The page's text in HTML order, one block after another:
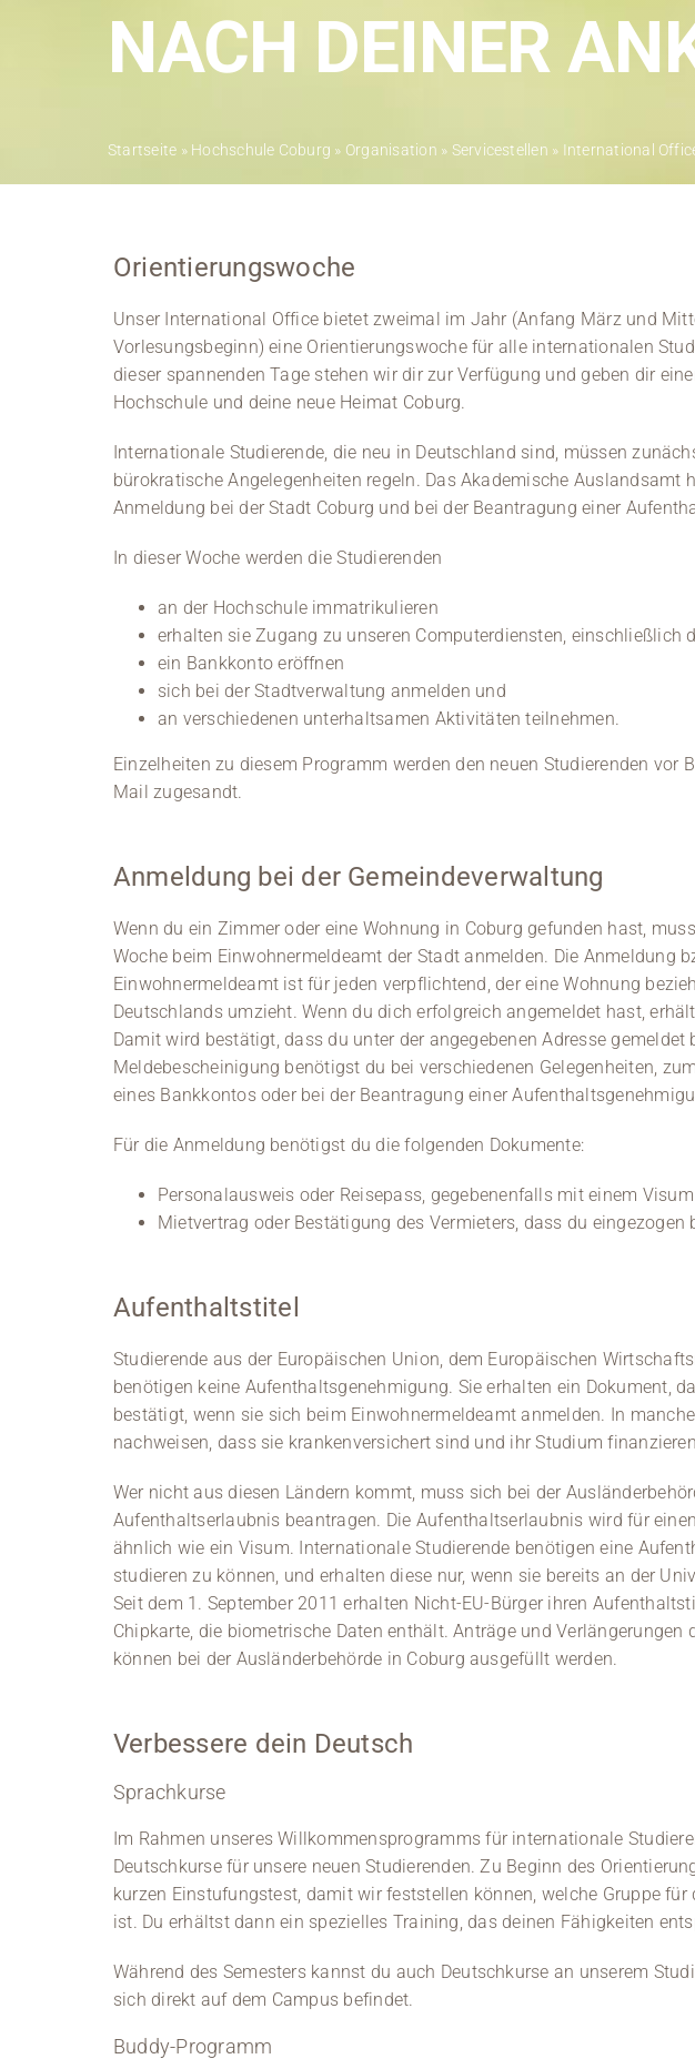
NACH DEINER
Startseite » Hochschule Coburg » Organisation » Servicestellen » International
Orientierungswoche
Unser International Office bietet zweimal im Jahr (Anfang März und
Vorlesungsbeginn) eine Orientierungswoche für alle internationalen
dieser spannenden Tage stehen wir dir zur Verfügung und geben dir
Hochschule und deine neue Heimat Coburg.
Internationale Studierende, die neu in Deutschland sind, müssen
bürokratische Angelegenheiten regeln. Das Akademische Auslandsamt
Anmeldung bei der Stadt Coburg und bei der Beantragung einer
In dieser Woche werden die Studierenden
an der Hochschule immatrikulieren
erhalten sie Zugang zu unseren Computerdiensten, einschließlich
ein Bankkonto eröffnen
sich bei der Stadtverwaltung anmelden und
an verschiedenen unterhaltsamen Aktivitäten teilnehmen.
Einzelheiten zu diesem Programm werden den neuen Studierenden vor
Mail zugesandt.
Anmeldung bei der Gemeindeverwaltung
Wenn du ein Zimmer oder eine Wohnung in Coburg gefunden hast,
Woche beim Einwohnermeldeamt der Stadt anmelden. Die Anmeldung
Einwohnermeldeamt ist für jeden verpflichtend, der eine Wohnung
Deutschlands umzieht. Wenn du dich erfolgreich angemeldet hast,
Damit wird bestätigt, dass du unter der angegebenen Adresse gemeldet
Meldebescheinigung benötigst du bei verschiedenen Gelegenheiten,
eines Bankkontos oder bei der Beantragung einer
Für die Anmeldung benötigst du die folgenden Dokumente:
Personalausweis oder Reisepass, gegebenenfalls mit einem Visum
Mietvertrag oder Bestätigung des Vermieters, dass du eingezogen
Aufenthaltstitel
Studierende aus der Europäischen Union, dem Europäischen
benötigen keine Aufenthaltsgenehmigung. Sie erhalten ein Dokument,
bestätigt, wenn sie sich beim Einwohnermeldeamt anmelden. In
nachweisen, dass sie krankenversichert sind und ihr Studium
Wer nicht aus diesen Ländern kommt, muss sich bei der
Aufenthaltserlaubnis beantragen. Die Aufenthaltserlaubnis wird für
ähnlich wie ein Visum. Internationale Studierende benötigen eine
studieren zu können, und erhalten diese nur, wenn sie bereits an der
Seit dem 1. September 2011 erhalten Nicht-EU-Bürger ihren
Chipkarte, die biometrische Daten enthält. Anträge und Verlängerungen
können bei der Ausländerbehörde in Coburg ausgefüllt werden.
Verbessere dein Deutsch
Sprachkurse
Im Rahmen unseres Willkommensprogramms für internationale
Deutschkurse für unsere neuen Studierenden. Zu Beginn des
kurzen Einstufungstest, damit wir feststellen können, welche Gruppe für
ist. Du erhältst dann ein spezielles Training, das deinen Fähigkeiten
Während des Semesters kannst du auch Deutschkurse an unserem
sich direkt auf dem Campus befindet.
Buddy-Programm